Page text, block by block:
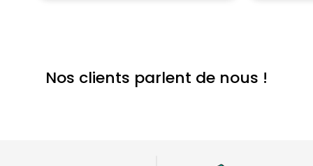
Nos clients parlent de nous !